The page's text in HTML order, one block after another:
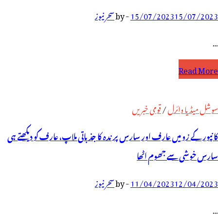
15/07/202315/07/2023
-
byسحر نیوز
…
کانپور
میں
کی
سارس
سے
Read More
سوشل میڈیا وائرل/قومی خبریں
کانپور کے زو میں عارف اور سارس پرندہ کا جذباتی ملاپ، عارف کو دیکھتے ہی
سارس خوشی سے جھوم اٹھا
11/04/202312/04/2023
-
byسحر نیوز
…